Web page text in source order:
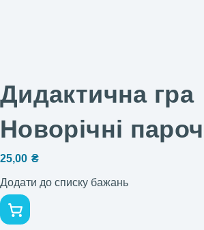
Дидактична гра
Новорічні
25,00 ₴
Додати до списку бажань